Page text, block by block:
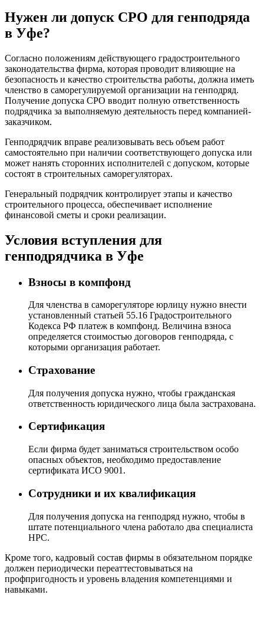
Нужен ли допуск СРО для генподряда
в Уфе?
Согласно положениям действующего градостроительного
законодательства фирма, которая проводит влияющие на
безопасность и качество строительства работы, должна иметь
членство в саморегулируемой организации на генподряд.
Получение допуска СРО вводит полную ответственность
подрядчика за выполняемую деятельность перед компанией-
заказчиком.
Генподрядчик вправе реализовывать весь объем работ
самостоятельно при наличии соответствующего допуска или
может нанять сторонних исполнителей с допуском, которые
состоят в строительных саморегуляторах.
Генеральный подрядчик контролирует этапы и качество
строительного процесса, обеспечивает исполнение
финансовой сметы и сроки реализации.
Условия вступления для
генподрядчика в Уфе
Взносы в компфонд
Для членства в саморегуляторе юрлицу нужно внести
установленный статьей 55.16 Градостроительного
Кодекса РФ платеж в компфонд. Величина взноса
определяется стоимостью договоров генподряда, с
которыми организация работает.
Страхование
Для получения допуска нужно, чтобы гражданская
ответственность юридического лица была застрахована.
Сертификация
Если фирма будет заниматься строительством особо
опасных объектов, необходимо предоставление
сертификата ИСО 9001.
Сотрудники и их квалификация
Для получения допуска на генподряд нужно, чтобы в
штате потенциального члена работало два специалиста
НРС.
Кроме того, кадровый состав фирмы в обязательном порядке
должен периодически переаттестовываться на
профпригодность и уровень владения компетенциями и
навыками.